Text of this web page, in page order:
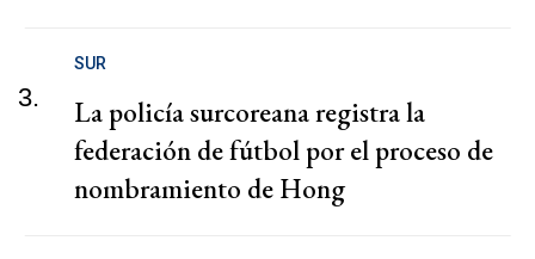
3.
SUR
La policía surcoreana registra la
federación de fútbol por el proceso de
nombramiento de Hong